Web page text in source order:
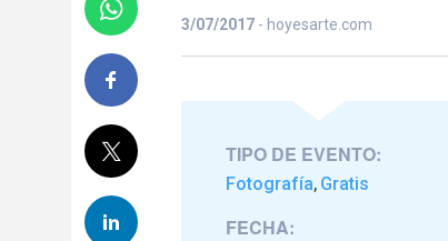
3/07/2017 - hoyesarte.com
TIPO DE EVENTO:
Fotografía, Gratis
FECHA: